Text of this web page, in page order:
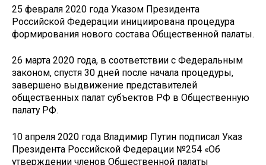
25 февраля 2020 года Указом Президента
Российской Федерации инициирована процедура
формирования нового состава Общественной палаты.
26 марта 2020 года, в соответствии с Федеральным
законом, спустя 30 дней после начала процедуры,
завершено выдвижение представителей
общественных палат субъектов РФ в Общественную
палату РФ.
10 апреля 2020 года Владимир Путин подписал Указ
Президента Российской Федерации №254 «Об
утверждении членов Общественной палаты